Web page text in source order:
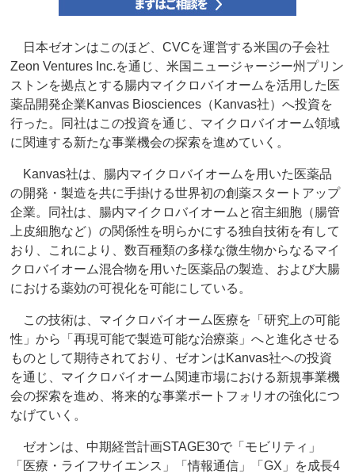
日本ゼオンはこのほど、CVCを運営する米国の子会社
Zeon Ventures Inc.を通じ、米国ニュージャージー州プリン
ストンを拠点とする腸内マイクロバイオームを活用した医
薬品開発企業Kanvas Biosciences（Kanvas社）へ投資を
行った。同社はこの投資を通じ、マイクロバイオーム領域
に関連する新たな事業機会の探索を進めていく。
Kanvas社は、腸内マイクロバイオームを用いた医薬品
の開発・製造を共に手掛ける世界初の創薬スタートアップ
企業。同社は、腸内マイクロバイオームと宿主細胞（腸管
上皮細胞など）の関係性を明らかにする独自技術を有して
おり、これにより、数百種類の多様な微生物からなるマイ
クロバイオーム混合物を用いた医薬品の製造、および大腸
における薬効の可視化を可能にしている。
この技術は、マイクロバイオーム医療を「研究上の可能
性」から「再現可能で製造可能な治療薬」へと進化させる
ものとして期待されており、ゼオンはKanvas社への投資
を通じ、マイクロバイオーム関連市場における新規事業機
会の探索を進め、将来的な事業ポートフォリオの強化につ
なげていく。
ゼオンは、中期経営計画STAGE30で「モビリティ」
「医療・ライフサイエンス」「情報通信」「GX」を成長4